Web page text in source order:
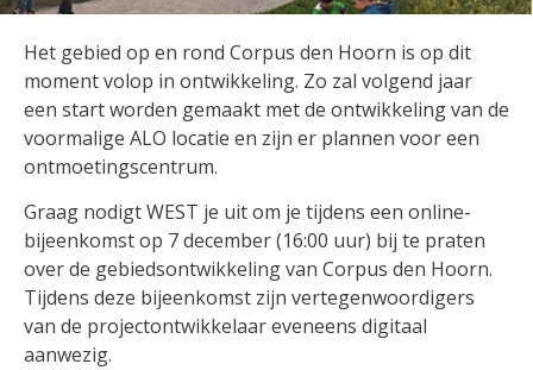
Het gebied op en rond Corpus den Hoorn is op dit
moment volop in ontwikkeling. Zo zal volgend jaar
een start worden gemaakt met de ontwikkeling van de
voormalige ALO locatie en zijn er plannen voor een
ontmoetingscentrum.
Graag nodigt WEST je uit om je tijdens een online-
bijeenkomst op 7 december (16:00 uur) bij te praten
over de gebiedsontwikkeling van Corpus den Hoorn.
Tijdens deze bijeenkomst zijn vertegenwoordigers
van de projectontwikkelaar eveneens digitaal
aanwezig.